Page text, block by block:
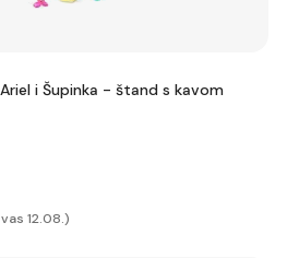
i Šupinka - štand s kavom
12.08.)